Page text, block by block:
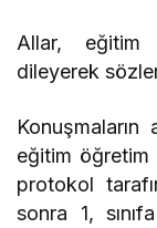
Allar, eğitim
dileyerek
eğitim öğretim
protokol
sonra 1,